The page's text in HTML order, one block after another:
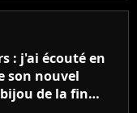
: j'ai écouté en
son nouvel
de la fin